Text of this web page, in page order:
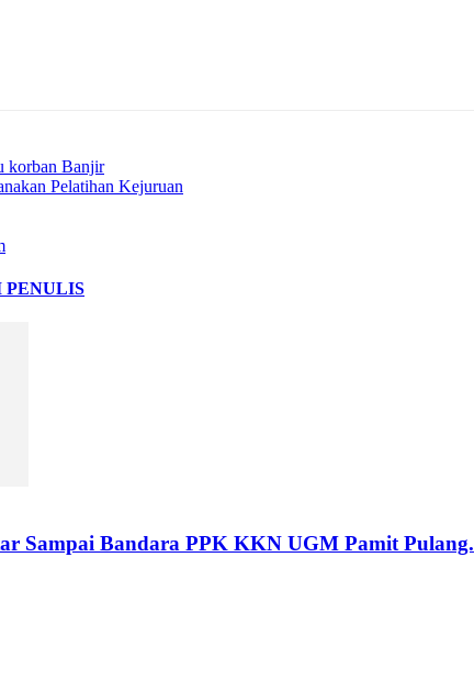
korban Banjir
Pelatihan Kejuruan
PENULIS
Sampai Bandara PPK KKN UGM Pamit Pulang.